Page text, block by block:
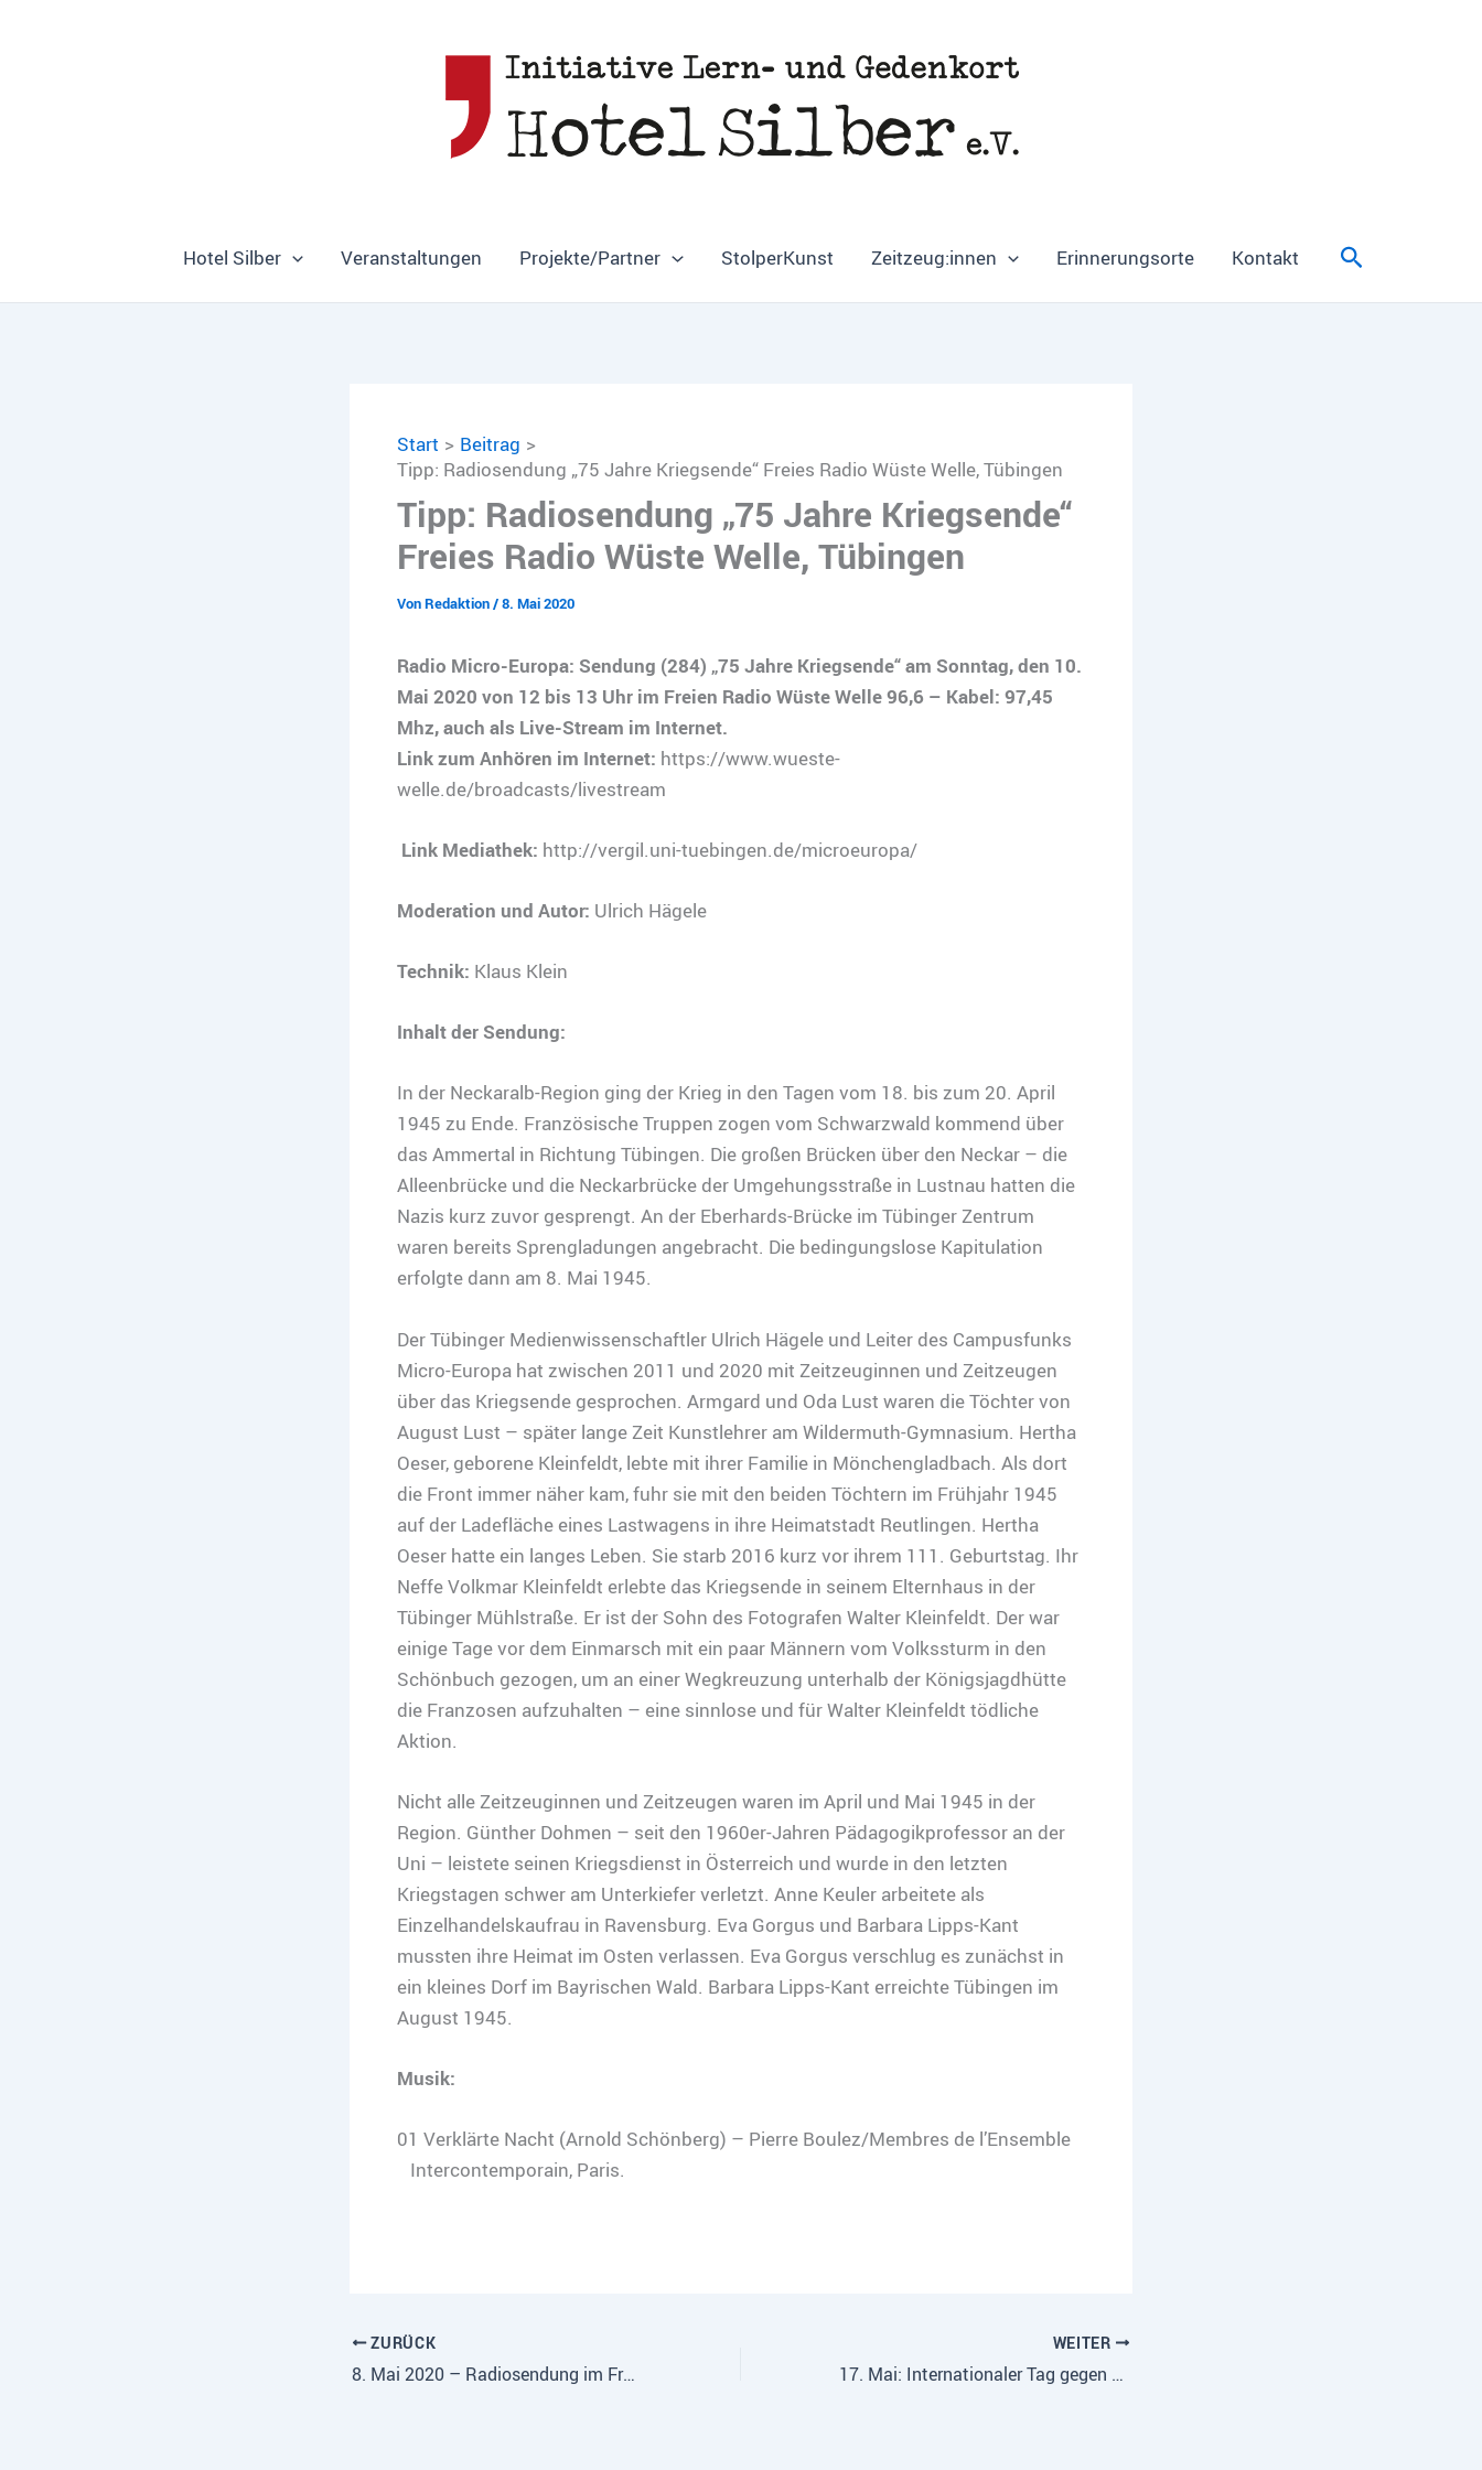
Hotel Silber Veranstaltungen Projekte/Partner StolperKunst Zeitzeug:innen Erinnerungsorte Kontakt Suchen
Start
Beitrag
Tipp: Radiosendung „75 Jahre Kriegsende“ Freies Radio Wüste Welle, Tübingen
Tipp: Radiosendung „75 Jahre Kriegsende“
Freies Radio Wüste Welle, Tübingen
VonRedaktion/8. Mai 2020
Radio Micro-Europa: Sendung (284) „75 Jahre Kriegsende“ am Sonntag, den 10.
Mai 2020 von 12 bis 13 Uhr im Freien Radio Wüste Welle 96,6 – Kabel: 97,45
Mhz, auch als Live-Stream im Internet.
Link zum Anhören im Internet: https://www.wueste-
welle.de/broadcasts/livestream
Link Mediathek: http://vergil.uni-tuebingen.de/microeuropa/
Moderation und Autor: Ulrich Hägele
Technik: Klaus Klein
Inhalt der Sendung:
In der Neckaralb-Region ging der Krieg in den Tagen vom 18. bis zum 20. April
1945 zu Ende. Französische Truppen zogen vom Schwarzwald kommend über
das Ammertal in Richtung Tübingen. Die großen Brücken über den Neckar – die
Alleenbrücke und die Neckarbrücke der Umgehungsstraße in Lustnau hatten die
Nazis kurz zuvor gesprengt. An der Eberhards-Brücke im Tübinger Zentrum
waren bereits Sprengladungen angebracht. Die bedingungslose Kapitulation
erfolgte dann am 8. Mai 1945.
Der Tübinger Medienwissenschaftler Ulrich Hägele und Leiter des Campusfunks
Micro-Europa hat zwischen 2011 und 2020 mit Zeitzeuginnen und Zeitzeugen
über das Kriegsende gesprochen. Armgard und Oda Lust waren die Töchter von
August Lust – später lange Zeit Kunstlehrer am Wildermuth-Gymnasium. Hertha
Oeser, geborene Kleinfeldt, lebte mit ihrer Familie in Mönchengladbach. Als dort
die Front immer näher kam, fuhr sie mit den beiden Töchtern im Frühjahr 1945
auf der Ladefläche eines Lastwagens in ihre Heimatstadt Reutlingen. Hertha
Oeser hatte ein langes Leben. Sie starb 2016 kurz vor ihrem 111. Geburtstag. Ihr
Neffe Volkmar Kleinfeldt erlebte das Kriegsende in seinem Elternhaus in der
Tübinger Mühlstraße. Er ist der Sohn des Fotografen Walter Kleinfeldt. Der war
einige Tage vor dem Einmarsch mit ein paar Männern vom Volkssturm in den
Schönbuch gezogen, um an einer Wegkreuzung unterhalb der Königsjagdhütte
die Franzosen aufzuhalten – eine sinnlose und für Walter Kleinfeldt tödliche
Aktion.
Nicht alle Zeitzeuginnen und Zeitzeugen waren im April und Mai 1945 in der
Region. Günther Dohmen – seit den 1960er-Jahren Pädagogikprofessor an der
Uni – leistete seinen Kriegsdienst in Österreich und wurde in den letzten
Kriegstagen schwer am Unterkiefer verletzt. Anne Keuler arbeitete als
Einzelhandelskaufrau in Ravensburg. Eva Gorgus und Barbara Lipps-Kant
mussten ihre Heimat im Osten verlassen. Eva Gorgus verschlug es zunächst in
ein kleines Dorf im Bayrischen Wald. Barbara Lipps-Kant erreichte Tübingen im
August 1945.
Musik:
01 Verklärte Nacht (Arnold Schönberg) – Pierre Boulez/Membres de l’Ensemble
Intercontemporain, Paris.
ZURÜCK
8. Mai 2020 – Radiosendung im Freien Radio Stuttgart zum 75. Jahrestag der Befreiung von Faschismus und Krieg
WEITER
17. Mai: Internationaler Tag gegen Homophobie und Transphobie IDAHOT